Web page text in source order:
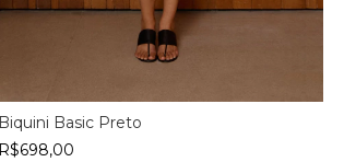
Biquini Basic Preto
R$698,00